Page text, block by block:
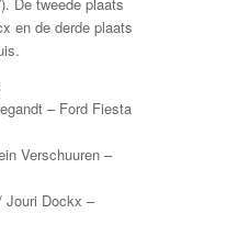
De tweede plaats
en de derde plaats
– Ford Fiesta
Verschuuren –
Jouri Dockx –